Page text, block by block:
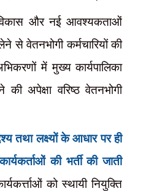
विकास और नई आवश्यकताओं
वेतनभोगी कर्मचारियों की
में मुख्य कार्यपालिका
की अपेक्षा वरिष्ठ वेतनभोगी
तथा लक्ष्यों के आधार पर ही
की भर्ती की जाती
को स्थायी नियुक्ति